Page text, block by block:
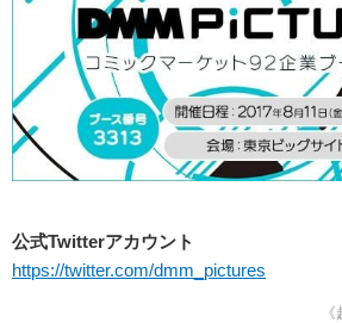
公式Twitterアカウント
https://twitter.com/dmm_pictures